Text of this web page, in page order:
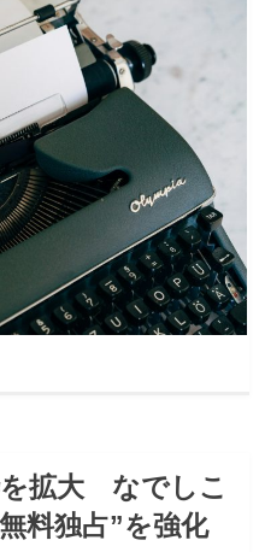
拡大 なでしこ
料独占”を強化